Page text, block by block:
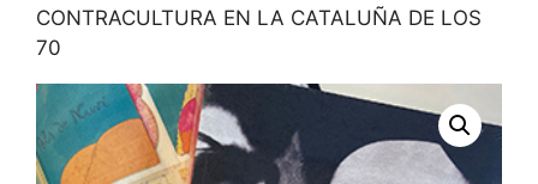
CONTRACULTURA EN LA CATALUÑA DE LOS
70